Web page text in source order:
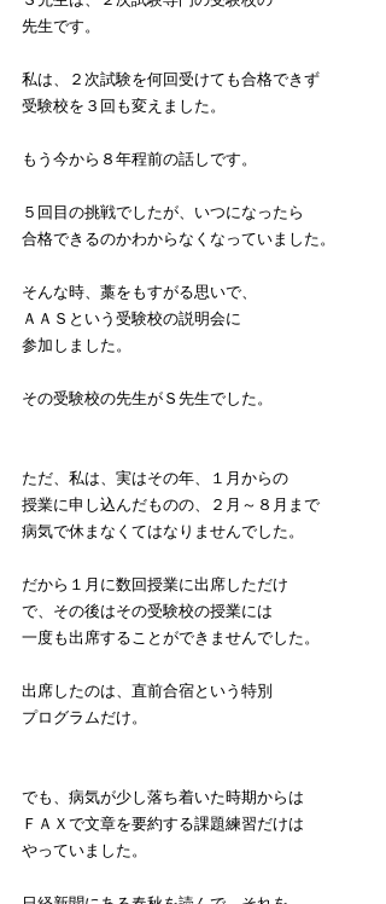
先生です。
私は、２次試験を何回受けても合格できず
受験校を３回も変えました。
もう今から８年程前の話しです。
５回目の挑戦でしたが、いつになったら
合格できるのかわからなくなっていました。
そんな時、藁をもすがる思いで、
ＡＡＳという受験校の説明会に
参加しました。
その受験校の先生がＳ先生でした。
ただ、私は、実はその年、１月からの
授業に申し込んだものの、２月～８月まで
病気で休まなくてはなりませんでした。
だから１月に数回授業に出席しただけ
で、その後はその受験校の授業には
一度も出席することができませんでした。
出席したのは、直前合宿という特別
プログラムだけ。
でも、病気が少し落ち着いた時期からは
ＦＡＸで文章を要約する課題練習だけは
やっていました。